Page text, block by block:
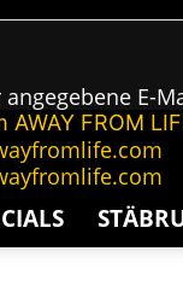
E-
AWAY FROM